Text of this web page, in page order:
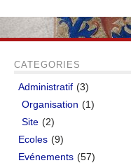
CATEGORIES
Administratif (3)
Organisation (1)
Site (2)
Ecoles (9)
Evénements (57)